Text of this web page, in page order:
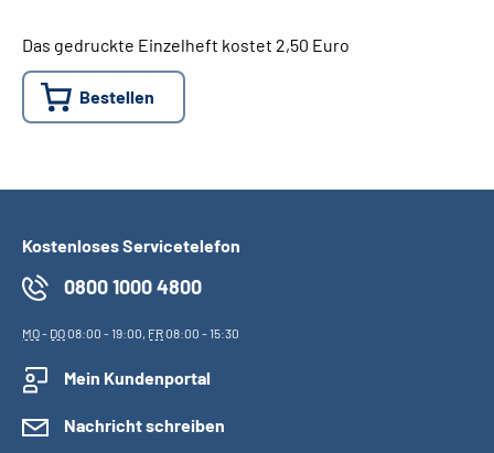
Online-Services
Suche
Leichte Sprache
Mein Kundenportal
Das gedruckte Einzelheft kostet 2,50 Euro
Bestellen
Kostenloses Servicetelefon
0800 1000 4800
MO- DO08:00 - 19:00, FR08:00 - 15:30
Mein Kundenportal
Nachricht schreiben